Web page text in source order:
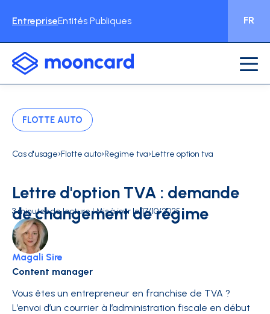
EntrepriseEntités Publiques FR
FLOTTE AUTO
Cas d'usage›Flotte auto›Regime tva›Lettre option tva
Lettre d'option TVA : demande
de changement de régime
3 minutes de lecture | Mis à jour le 17/10/2025
Magali Sire
Content manager
Vous êtes un entrepreneur en franchise de TVA ?
L’envoi d’un courrier à l’administration fiscale en début